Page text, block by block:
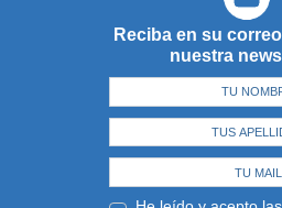
Reciba en su
nuestra